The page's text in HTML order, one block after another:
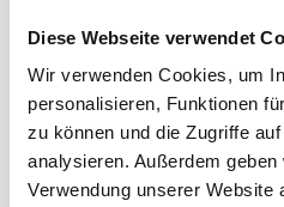
Diese Webseite verwendet
Wir verwenden Cookies, um
personalisieren, Funktionen
zu können und die Zugriffe
analysieren. Außerdem
Verwendung unserer Website